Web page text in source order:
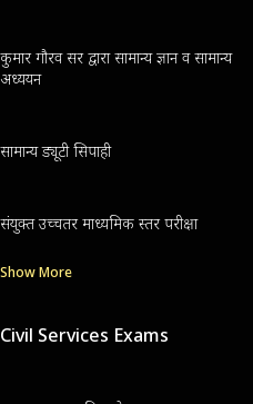
कुमार गौरव सर द्वारा सामान्य ज्ञान व सामान्य
अध्ययन
सामान्य ड्यूटी सिपाही
संयुक्त उच्चतर माध्यमिक स्तर परीक्षा
Show More
Civil Services Exams